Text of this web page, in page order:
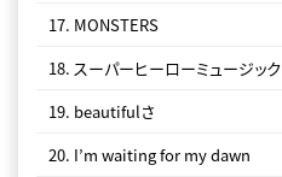
17. MONSTERS
18. スーパーヒーローミュージック
19. beautifulさ
20. I’m waiting for my dawn
20. I’m waiting for my dawn
21. ALL YOU NEED IS LOVE